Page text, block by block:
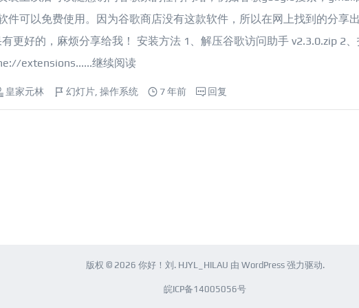
件可以免费使用。因为谷歌商店没有这款软件，所以在网上找到的分享
更好的，麻烦分享给我！ 安装方法 1、解压谷歌访问助手 v2.3.0.zip 2
extensions......继续阅读
皇家元林 幻灯片, 操作系统 7 年前 回复
版权 © 2026 你好！刘 . HJYL_HILAU 由 WordPress强力驱动.
皖ICP备14005056号